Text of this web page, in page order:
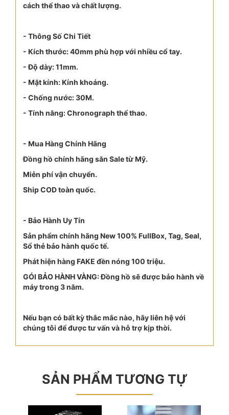
cách thể thao và chất lượng.
- Thông Số Chi Tiết
- Kích thước: 40mm phù hợp với nhiều cổ tay.
- Độ dày: 11mm.
- Mặt kính: Kính khoáng.
- Chống nước: 30M.
- Tính năng: Chronograph thể thao.
- Mua Hàng Chính Hãng
Đồng hồ chính hãng săn Sale từ Mỹ.
Miễn phí vận chuyển.
Ship COD toàn quốc.
- Bảo Hành Uy Tín
Sản phẩm chính hãng New 100% FullBox, Tag, Seal,
Sổ thẻ bảo hành quốc tế.
Phát hiện hàng FAKE đền nóng 100 triệu.
GÓI BẢO HÀNH VÀNG: Đồng hồ sẽ được bảo hành về
máy trong 3 năm.
Nếu bạn có bất kỳ thắc mắc nào, hãy liên hệ với
chúng tôi để được tư vấn và hỗ trợ kịp thời.
SẢN PHẨM TƯƠNG TỰ